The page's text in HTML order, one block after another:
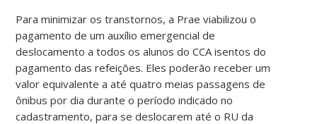
Para minimizar os transtornos, a Prae viabilizou o
pagamento de um auxílio emergencial de
deslocamento a todos os alunos do CCA isentos do
pagamento das refeições. Eles poderão receber um
valor equivalente a até quatro meias passagens de
ônibus por dia durante o período indicado no
cadastramento, para se deslocarem até o RU da